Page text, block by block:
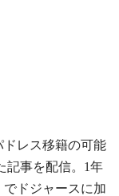
レス移籍の可能
事を配信。1年
でドジャースに加